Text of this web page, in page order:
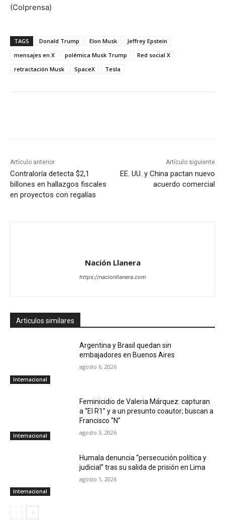
(Colprensa)
TAGS Donald Trump Elon Musk
Jeffrey Epstein
mensajes en X
polémica Musk Trump
Red social X
retractación Musk
SpaceX Tesla
Artículo anterior
Contraloría detecta $2,1
billones en hallazgos fiscales
en proyectos con regalías
Artículo siguiente
EE. UU. y China pactan nuevo
acuerdo comercial
Nación Llanera
https://nacionllanera.com
Articulos similares
Internacional
Argentina y Brasil quedan sin
embajadores en Buenos Aires
agosto 6, 2026
Internacional
Feminicidio de Valeria Márquez: capturan
a “El R1” y a un presunto coautor; buscan a
Francisco “N”
agosto 3, 2026
Internacional
Humala denuncia “persecución política y
judicial” tras su salida de prisión en Lima
agosto 1, 2026